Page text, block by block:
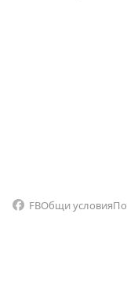
FBОбщи условия